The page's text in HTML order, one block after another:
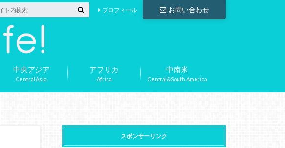
お問い合わせ
プロフィール
Central Asia
中央アジア
Africa
アフリカ
Central&South America
中南米
スポンサーリンク